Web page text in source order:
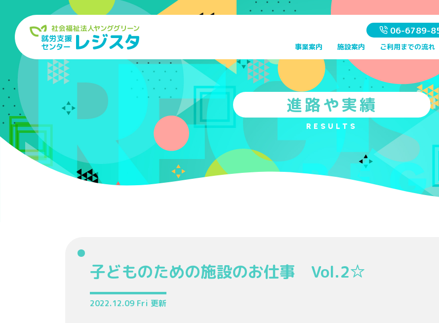
06-6789-
事業案内 施設案内 ご利用までの流れ
進路や実績
RESULTS
子どものための施設のお仕事 Vol.2☆
2022.12.09 Fri 更新